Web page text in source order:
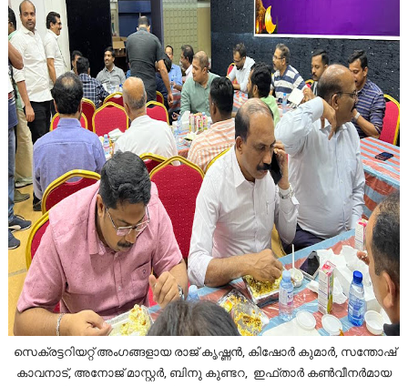
സെക്രട്ടറിയറ്റ് അംഗങ്ങളായ രാജ് കൃഷ്ണൻ, കിഷോർ കുമാർ, സന്തോഷ്‌
കാവനാട്, അനോജ് മാസ്റ്റർ, ബിനു കുണ്ടറ, ഇഫ്‌താർ കൺവീനർമായ